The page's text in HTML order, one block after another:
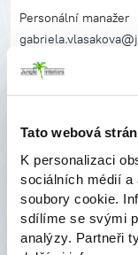
Tato webová
K personalizaci
sociálních médií a
soubory cookie.
sdílíme se svými
analýzy. Partneři
Personální manažer
+420 602 241 836
Marketing&
+420 608 200 336